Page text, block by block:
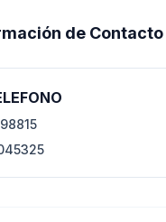
de Contacto